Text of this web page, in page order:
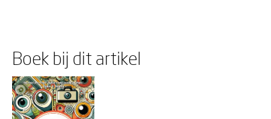
Boek bij dit artikel